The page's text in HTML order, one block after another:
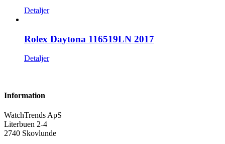
Detaljer
Rolex Daytona 116519LN 2017
Detaljer
Information
WatchTrends ApS
Literbuen 2-4
2740 Skovlunde